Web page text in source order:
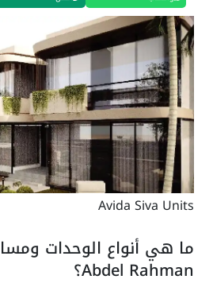
Avida Siva Units
Abdel Rahman؟